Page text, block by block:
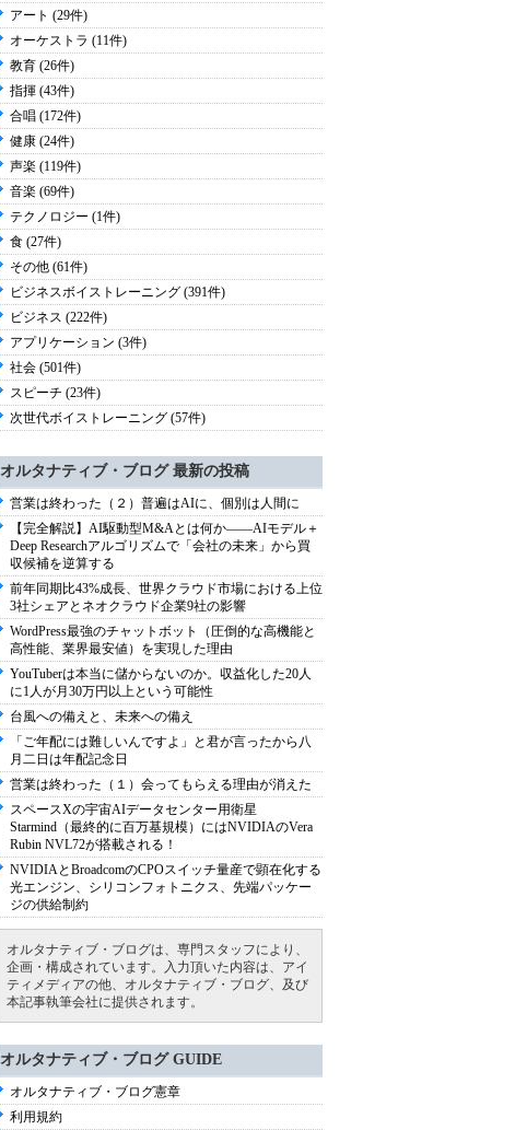
アート (29件)
オーケストラ (11件)
教育 (26件)
指揮 (43件)
合唱 (172件)
健康 (24件)
声楽 (119件)
音楽 (69件)
テクノロジー (1件)
食 (27件)
その他 (61件)
ビジネスボイストレーニング (391件)
ビジネス (222件)
アプリケーション (3件)
社会 (501件)
スピーチ (23件)
次世代ボイストレーニング (57件)
オルタナティブ・ブログ 最新の投稿
営業は終わった（２）普遍はAIに、個別は人間に
【完全解説】AI駆動型M&Aとは何か――AIモデル＋
Deep Researchアルゴリズムで「会社の未来」から買
収候補を逆算する
前年同期比43%成長、世界クラウド市場における上位
3社シェアとネオクラウド企業9社の影響
WordPress最強のチャットボット（圧倒的な高機能と
高性能、業界最安値）を実現した理由
YouTuberは本当に儲からないのか。収益化した20人
に1人が月30万円以上という可能性
台風への備えと、未来への備え
「ご年配には難しいんですよ」と君が言ったから八
月二日は年配記念日
営業は終わった（１）会ってもらえる理由が消えた
スペースXの宇宙AIデータセンター用衛星
Starmind（最終的に百万基規模）にはNVIDIAのVera
Rubin NVL72が搭載される！
NVIDIAとBroadcomのCPOスイッチ量産で顕在化する
光エンジン、シリコンフォトニクス、先端パッケー
ジの供給制約
オルタナティブ・ブログは、専門スタッフにより、
企画・構成されています。入力頂いた内容は、アイ
ティメディアの他、オルタナティブ・ブログ、及び
本記事執筆会社に提供されます。
オルタナティブ・ブログ GUIDE
オルタナティブ・ブログ憲章
利用規約